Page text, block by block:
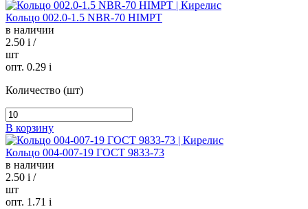
Кольцо 002.0-1.5 NBR-70 HIMPT
в наличии
2.50 i /
шт
опт. 0.29 i
Количество (шт)
В корзину
Кольцо 004-007-19 ГОСТ 9833-73
в наличии
2.50 i /
шт
опт. 1.71 i